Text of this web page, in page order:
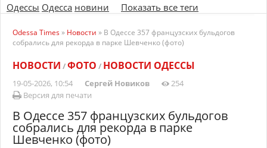
Одессы Одесса новини Показать все теги
Odessa Times» Новости » В Одессе 357 французских бульдогов
собрались для рекорда в парке Шевченко (фото)
НОВОСТИ /ФОТО / НОВОСТИ ОДЕССЫ
19-05-2026, 10:54 Сергей Новиков
254
Версия для печати
В Одессе 357 французских бульдогов
собрались для рекорда в парке
Шевченко (фото)